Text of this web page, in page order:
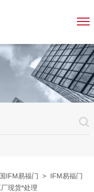
IFM易福门 > IFM易福门
现货*处理